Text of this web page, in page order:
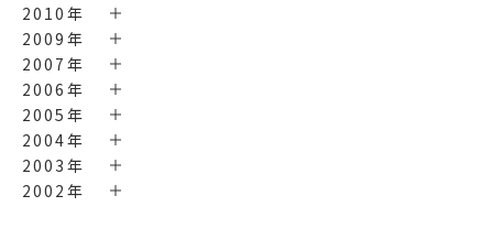
2010年
2009年
2007年
2006年
2005年
2004年
2003年
2002年